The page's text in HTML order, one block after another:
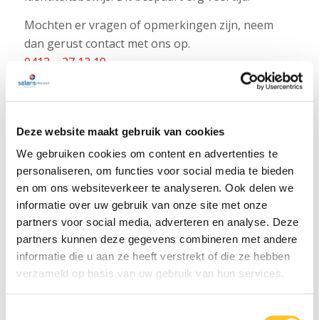
Deze website maakt gebruik van cookies
We gebruiken cookies om content en advertenties te
personaliseren, om functies voor social media te bieden
en om ons websiteverkeer te analyseren. Ook delen we
informatie over uw gebruik van onze site met onze
partners voor social media, adverteren en analyse. Deze
partners kunnen deze gegevens combineren met andere
informatie die u aan ze heeft verstrekt of die ze hebben
verzameld op basis van uw gebruik van hun services.
Mochten er vragen of opmerkingen zijn, neem
dan gerust contact met ons op.
0413 – 27 12 19
Voor vragen kun je altijd bellen, binnen lopen of
e-mailen.
Fijn weekend!
Beppie, Astrid, Lisanne en Fabrizio
Terug naar overzicht